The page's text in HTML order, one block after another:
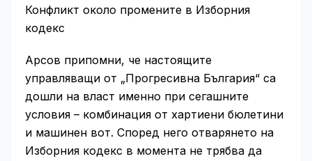
Конфликт около промените в Изборния
кодекс
Арсов припомни, че настоящите
управляващи от „Прогресивна България“ са
дошли на власт именно при сегашните
условия – комбинация от хартиени бюлетини
и машинен вот. Според него отварянето на
Изборния кодекс в момента не трябва да